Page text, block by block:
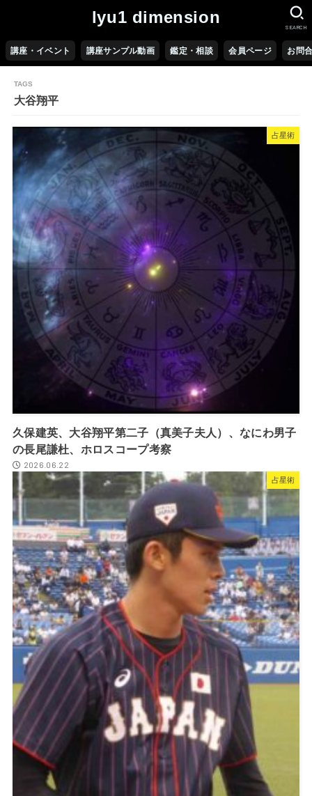
lyu1 dimension
講座・イベント 講座サンプル動画 鑑定・相談 会員ページ お問
SEARCH
大谷翔平
占星術
久保建英、大谷翔平第二子（真美子夫人）、なにわ男子
の長尾謙杜、ホロスコープ考察
2026.06.22
占星術